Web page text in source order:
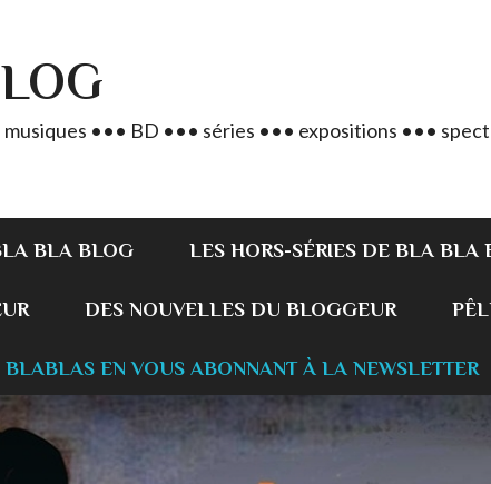
••• BD ••• séries ••• expositions •••
BLA BLOG LES HORS-SÉRIES DE BLA BLA
DES NOUVELLES DU BLOGGEUR
EN VOUS ABONNANT À LA NEWSLETTER